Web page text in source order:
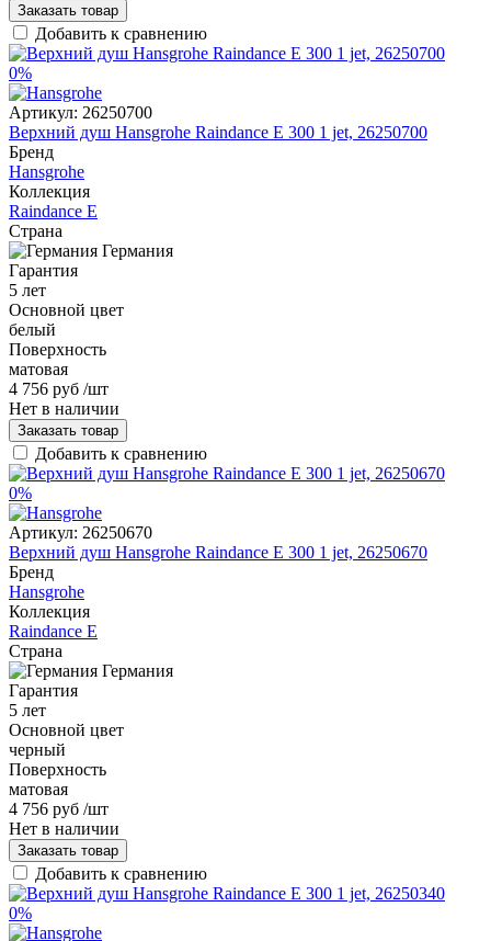
Заказать товар
Добавить к сравнению
0%
Артикул: 26250700
Верхний душ Hansgrohe Raindance Е 300 1 jet, 26250700
Бренд
Hansgrohe
Коллекция
Raindance E
Страна
Германия
Гарантия
5 лет
Основной цвет
белый
Поверхность
матовая
4 756 руб /шт
Нет в наличии
Заказать товар
Добавить к сравнению
0%
Артикул: 26250670
Верхний душ Hansgrohe Raindance Е 300 1 jet, 26250670
Бренд
Hansgrohe
Коллекция
Raindance E
Страна
Германия
Гарантия
5 лет
Основной цвет
черный
Поверхность
матовая
4 756 руб /шт
Нет в наличии
Заказать товар
Добавить к сравнению
0%